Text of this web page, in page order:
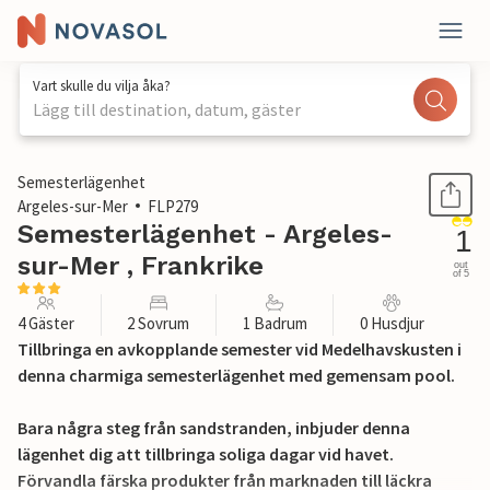
Vart skulle du vilja åka?
Lägg till destination, datum, gäster
1 / 25
Semesterlägenhet
Argeles-sur-Mer
FLP279
Semesterlägenhet - Argeles-
sur-Mer , Frankrike
1
out
of 5
4 Gäster 2 Sovrum 1 Badrum 0 Husdjur
Tillbringa en avkopplande semester vid Medelhavskusten i
denna charmiga semesterlägenhet med gemensam pool.
Bara några steg från sandstranden, inbjuder denna
lägenhet dig att tillbringa soliga dagar vid havet.
Förvandla färska produkter från marknaden till läckra